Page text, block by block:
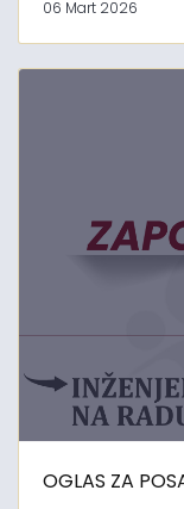
06 Mart 2026
OGLAS ZA